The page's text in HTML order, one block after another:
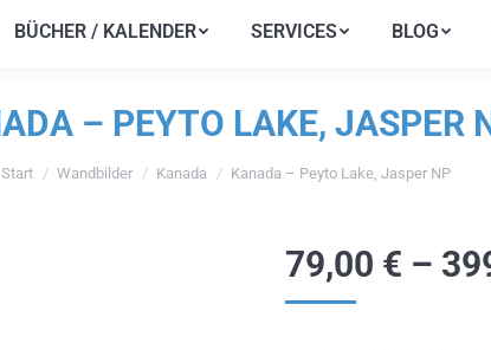
BÜCHER / KALENDER SERVICES BLOG
– PEYTO LAKE, JASPER
befinden sich hier:
Start Wandbilder Kanada Kanada – Peyto Lake, Jasper NP
79,00 € –
BÜCHER / KALENDER SERVICES BLOG